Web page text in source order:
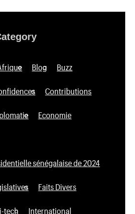
Blog Buzz
Contributions
Economie
sénégalaise de 2024
Faits Divers
tech International